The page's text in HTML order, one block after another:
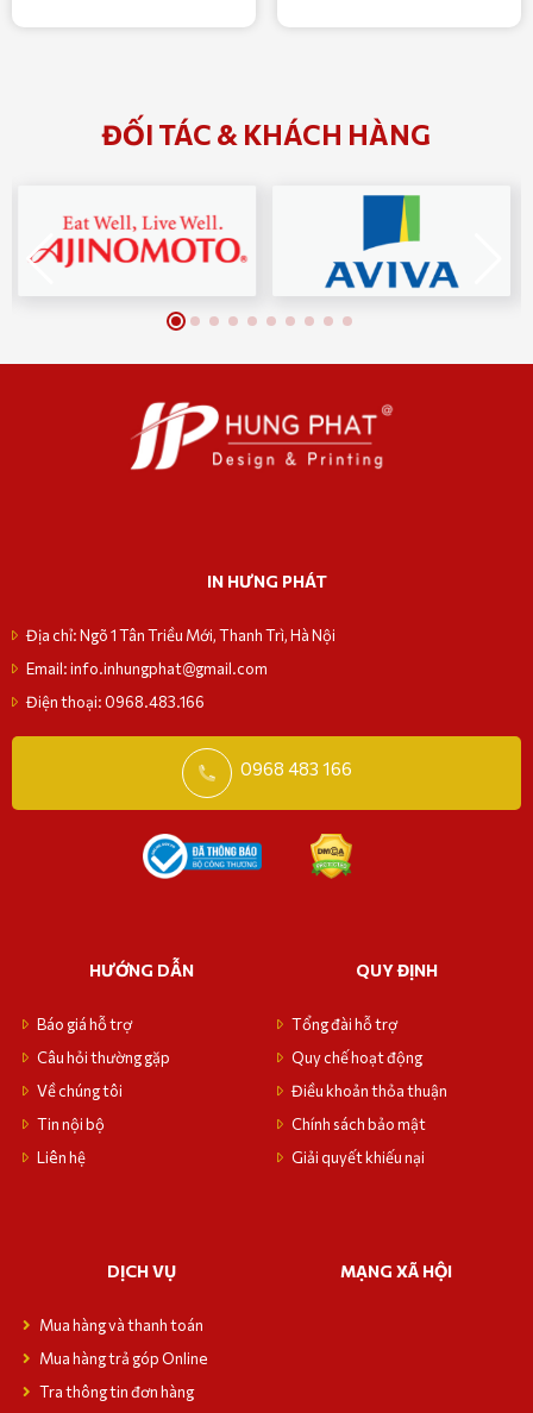
ĐỐI TÁC & KHÁCH HÀNG
IN HƯNG PHÁT
Địa chỉ: Ngõ 1 Tân Triều Mới, Thanh Trì, Hà Nội
Email: info.inhungphat@gmail.com
Điện thoại: 0968.483.166
0968 483 166
HƯỚNG DẪN
Báo giá hỗ trợ
Câu hỏi thường gặp
Về chúng tôi
Tin nội bộ
Liên hệ
QUY ĐỊNH
Tổng đài hỗ trợ
Quy chế hoạt động
Điều khoản thỏa thuận
Chính sách bảo mật
Giải quyết khiếu nại
DỊCH VỤ
Mua hàng và thanh toán
Mua hàng trả góp Online
Tra thông tin đơn hàng
MẠNG XÃ HỘI